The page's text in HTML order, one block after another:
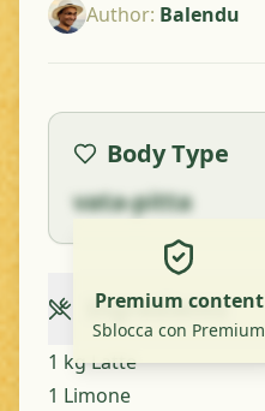
Author: Balendu
Body Type
vata-pitta
Premium content
Sblocca con Premium
Ingredients
1 kg Latte
1 Limone